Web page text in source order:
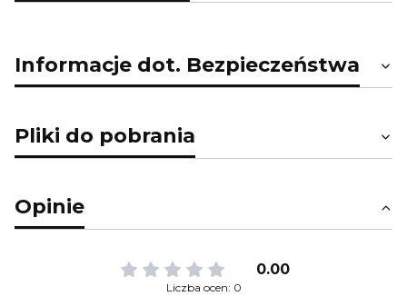
Informacje dot. Bezpieczeństwa
Pliki do pobrania
Opinie
0.00
Liczba ocen: 0